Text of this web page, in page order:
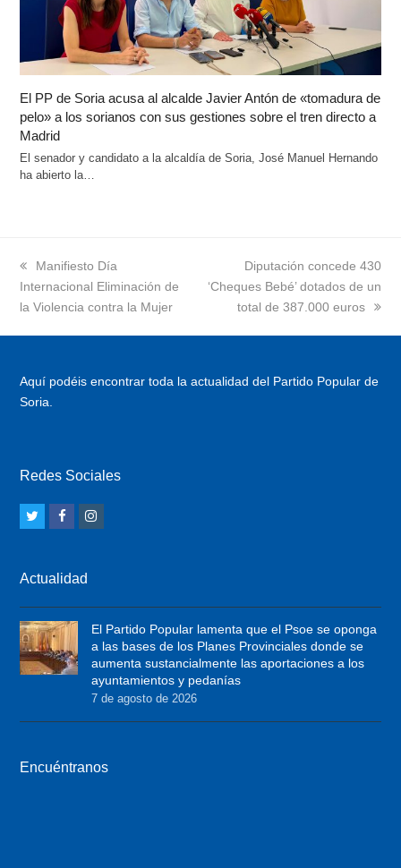
El PP de Soria acusa al alcalde Javier Antón de «tomadura de
pelo» a los sorianos con sus gestiones sobre el tren directo a
Madrid
El senador y candidato a la alcaldía de Soria, José Manuel Hernando
ha abierto la…
previous
post:
Manifiesto Día
Internacional Eliminación de
la Violencia contra la Mujer
next
post:
Diputación concede 430
‘Cheques Bebé’ dotados de un
total de 387.000 euros
Aquí podéis encontrar toda la actualidad del Partido Popular de
Soria.
Redes Sociales
t
t
e
r
F
e
b
o
a
g
r
a
Actualidad
El Partido Popular lamenta que el Psoe se oponga
a las bases de los Planes Provinciales donde se
aumenta sustancialmente las aportaciones a los
ayuntamientos y pedanías
7 de agosto de 2026
Encuéntranos